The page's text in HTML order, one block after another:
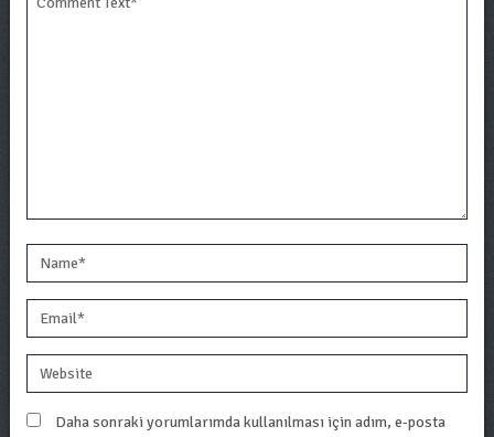
Daha sonraki yorumlarımda kullanılması için adım, e-posta